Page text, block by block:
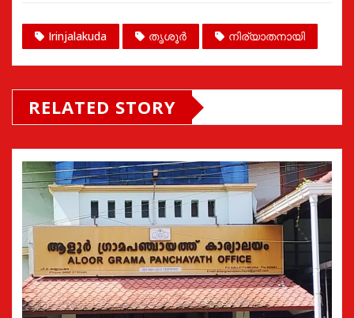
Irinjalakuda തൃശൂർ നിര്യാതനായി
RELATED STORY